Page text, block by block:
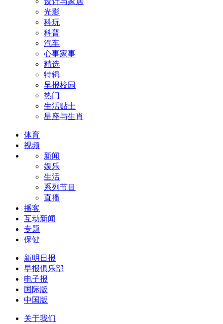
光影
科玩
科普
汽车
心事家事
精选
特辑
早报校园
热门
生活贴士
星座与生肖
体育
视频
新闻
娱乐
生活
系列节目
直播
播客
互动新闻
专题
保健
新明日报
早报俱乐部
电子报
国际版
中国版
关于我们